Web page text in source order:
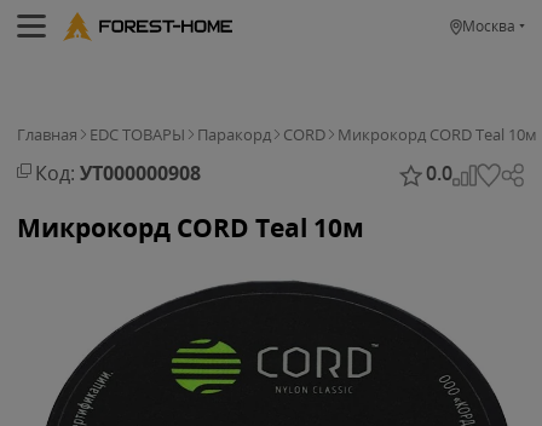
Москва
Главная EDC ТОВАРЫ Паракорд CORD Микрокорд CORD Teal 10м
Код: УТ000000908 0.0
Микрокорд CORD Teal 10м